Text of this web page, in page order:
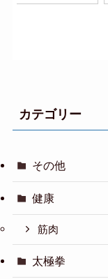
カテゴリー
その他
健康
筋肉
太極拳